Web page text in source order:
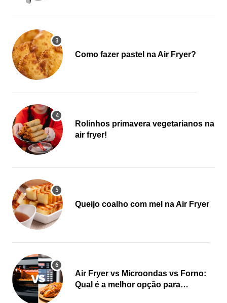
Como fazer pastel na Air Fryer?
Rolinhos primavera vegetarianos na
air fryer!
Queijo coalho com mel na Air Fryer
Air Fryer vs Microondas vs Forno:
Qual é a melhor opção para